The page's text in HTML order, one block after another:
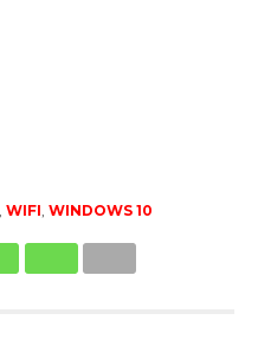
WIFI WINDOWS 10